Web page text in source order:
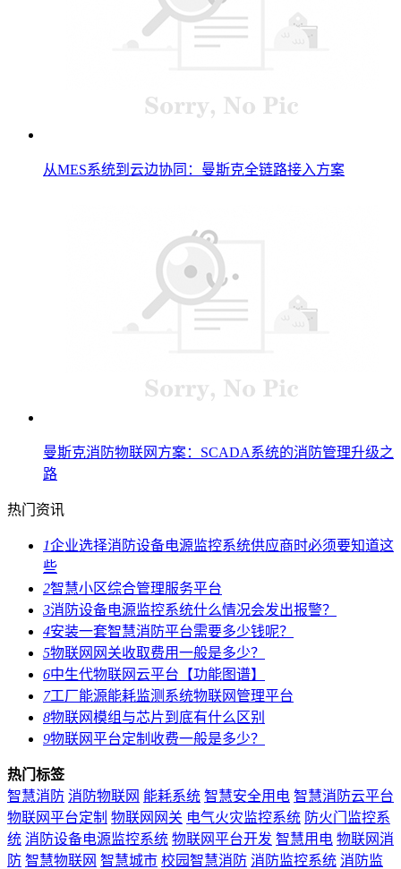
从MES系统到云边协同：曼斯克全链路接入方案
曼斯克消防物联网方案：SCADA系统的消防管理升级之
路
热门资讯
1企业选择消防设备电源监控系统供应商时必须要知道这
些
2智慧小区综合管理服务平台
3消防设备电源监控系统什么情况会发出报警？
4安装一套智慧消防平台需要多少钱呢？
5物联网网关收取费用一般是多少？
6中生代物联网云平台【功能图谱】
7工厂能源能耗监测系统物联网管理平台
8物联网模组与芯片到底有什么区别
9物联网平台定制收费一般是多少？
热门标签
智慧消防 消防物联网 能耗系统 智慧安全用电 智慧消防云平台
物联网平台定制 物联网网关 电气火灾监控系统 防火门监控系
统 消防设备电源监控系统 物联网平台开发 智慧用电 物联网消
防 智慧物联网 智慧城市 校园智慧消防 消防监控系统 消防监